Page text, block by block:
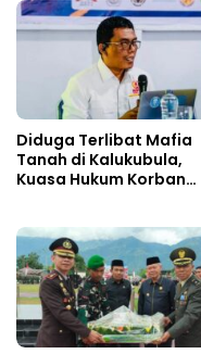
Diduga Terlibat Mafia
Tanah di Kalukubula,
Kuasa Hukum Korban